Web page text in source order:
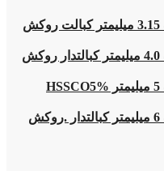
مته مرغک 3.15 میلیمتر کبالت روکش
مته مرغک 4.0 میلیمتر کبالتدار روکش
مته مرغک 5 میلیمتر HSSCO5%
مته مرغک 6 میلیمتر کبالتدار .روکش